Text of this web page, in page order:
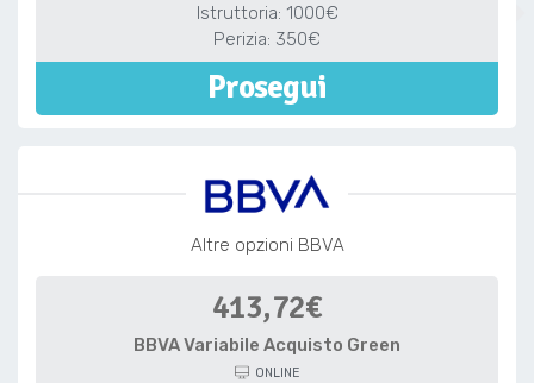
Istruttoria: 1000€
Perizia: 350€
Prosegui
Altre opzioni BBVA
413,72€
BBVA Variabile Acquisto Green
ONLINE